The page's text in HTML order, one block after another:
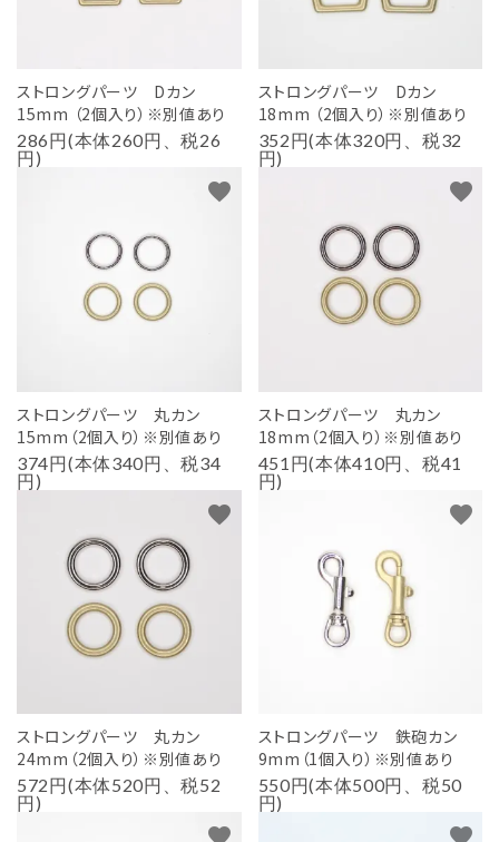
ストロングパーツ Dカン
15mm （2個入り）※別値あり
286円(本体260円、税26
円)
ストロングパーツ Dカン
18mm （2個入り）※別値あり
352円(本体320円、税32
円)
ストロングパーツ 丸カン
15mm（2個入り）※別値あり
374円(本体340円、税34
円)
favorite
ストロングパーツ 丸カン
18mm（2個入り）※別値あり
451円(本体410円、税41
円)
favorite
ストロングパーツ 丸カン
24mm（2個入り）※別値あり
572円(本体520円、税52
円)
favorite
ストロングパーツ 鉄砲カン
9mm（1個入り）※別値あり
550円(本体500円、税50
円)
favorite